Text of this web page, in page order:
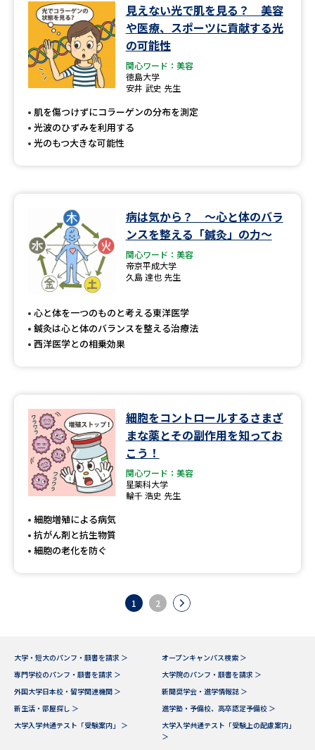
見えない光で肌を見る？ 美容
や医療、スポーツに貢献する光
の可能性
関心ワード：美容
徳島大学
安井 武史 先生
肌を傷つけずにコラーゲンの分布を測定
光波のひずみを利用する
光のもつ大きな可能性
病は気から？ ～心と体のバラ
ンスを整える「鍼灸」の力～
関心ワード：美容
帝京平成大学
久島 達也 先生
心と体を一つのものと考える東洋医学
鍼灸は心と体のバランスを整える治療法
西洋医学との相乗効果
細胞をコントロールするさまざ
まな薬とその副作用を知ってお
こう！
関心ワード：美容
星薬科大学
輪千 浩史 先生
細胞増殖による病気
抗がん剤と抗生物質
細胞の老化を防ぐ
1 2
大学・短大のパンフ・願書を請求 ＞
オープンキャンパス検索 ＞
専門学校のパンフ・願書を請求 ＞
大学院のパンフ・願書を請求 ＞
外国大学日本校・留学関連機関 ＞
新聞奨学会・進学情報誌 ＞
新生活・部屋探し ＞
進学塾・予備校、高卒認定予備校 ＞
大学入学共通テスト「受験案内」 ＞
大学入学共通テスト「受験上の配慮案内」
＞